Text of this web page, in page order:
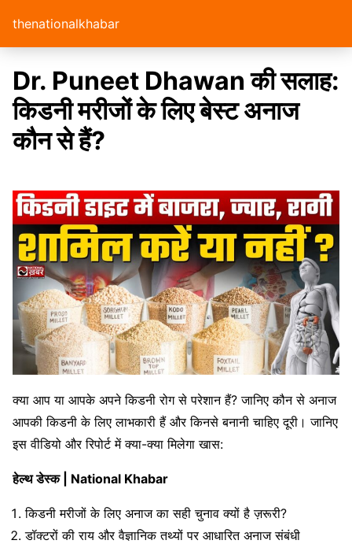
thenationalkhabar
Dr. Puneet Dhawan की सलाह:
किडनी मरीजों के लिए बेस्ट अनाज
कौन से हैं?
क्या आप या आपके अपने किडनी रोग से परेशान हैं? जानिए कौन से अनाज
आपकी किडनी के लिए लाभकारी हैं और किनसे बनानी चाहिए दूरी। जानिए
इस वीडियो और रिपोर्ट में क्या-क्या मिलेगा खास:
हेल्थ डेस्क | National Khabar
किडनी मरीजों के लिए अनाज का सही चुनाव क्यों है ज़रूरी?
डॉक्टरों की राय और वैज्ञानिक तथ्यों पर आधारित अनाज संबंधी